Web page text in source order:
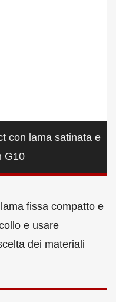
con lama satinata e
G10
fissa compatto e
e usare
dei materiali